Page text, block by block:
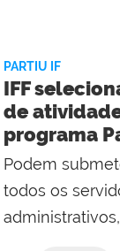
Reitoria
PARTIU IF
IFF
de
programa
Podem
todos os